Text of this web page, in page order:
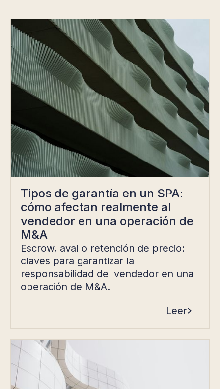
Tipos de garantía en un SPA:
cómo afectan realmente al
vendedor en una operación de
M&A
Escrow, aval o retención de precio:
claves para garantizar la
responsabilidad del vendedor en una
operación de M&A.
Leer